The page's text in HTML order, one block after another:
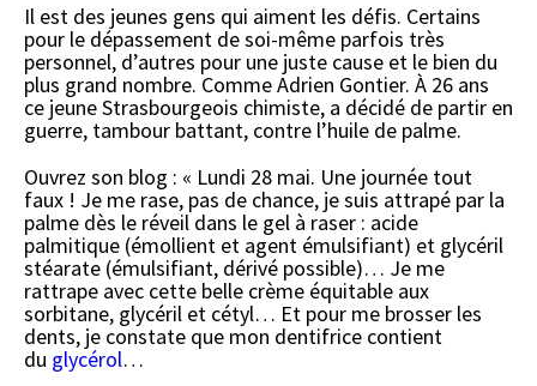
Il est des jeunes gens qui aiment les défis. Certains
pour le dépassement de soi-même parfois très
personnel, d’autres pour une juste cause et le bien du
plus grand nombre. Comme Adrien Gontier. À 26 ans
ce jeune Strasbourgeois chimiste, a décidé de partir en
guerre, tambour battant, contre l’huile de palme.
Ouvrez son blog : « Lundi 28 mai. Une journée tout
faux ! Je me rase, pas de chance, je suis attrapé par la
palme dès le réveil dans le gel à raser : acide
palmitique (émollient et agent émulsifiant) et glycéril
stéarate (émulsifiant, dérivé possible)… Je me
rattrape avec cette belle crème équitable aux
sorbitane, glycéril et cétyl… Et pour me brosser les
dents, je constate que mon dentifrice contient
du glycérol…